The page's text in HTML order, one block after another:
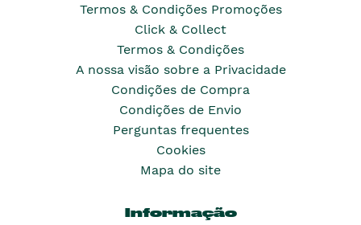
Termos & Condições Promoções
Click & Collect
Termos & Condições
A nossa visão sobre a Privacidade
Condições de Compra
Condições de Envio
Perguntas frequentes
Cookies
Mapa do site
Informação